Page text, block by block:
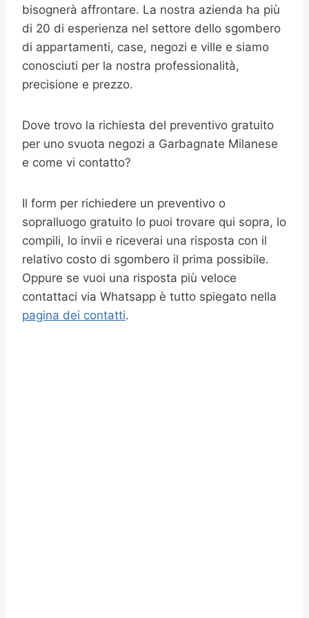
bisognerà affrontare. La nostra azienda ha più
di 20 di esperienza nel settore dello sgombero
di appartamenti, case, negozi e ville e siamo
conosciuti per la nostra professionalità,
precisione e prezzo.
Dove trovo la richiesta del preventivo gratuito
per uno svuota negozi a Garbagnate Milanese
e come vi contatto?
Il form per richiedere un preventivo o
sopralluogo gratuito lo puoi trovare qui sopra, lo
compili, lo invii e riceverai una risposta con il
relativo costo di sgombero il prima possibile.
Oppure se vuoi una risposta più veloce
contattaci via Whatsapp è tutto spiegato nella
pagina dei contatti.